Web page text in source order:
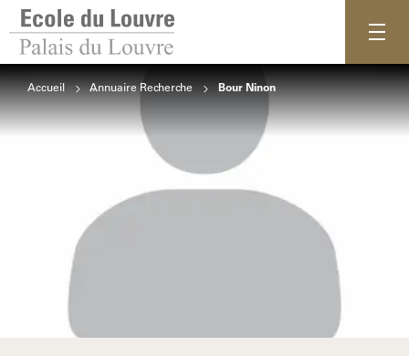
Accueil Annuaire Recherche Bour Ninon